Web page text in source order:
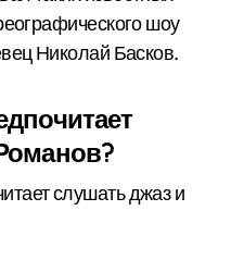
шоу
Николай Басков.
слушать джаз и